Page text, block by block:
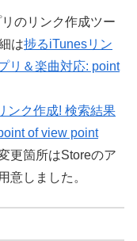
のリンク作成ツー
は捗るiTunesリン
リ＆楽曲対応: point
更箇所はStoreのア
意しました。